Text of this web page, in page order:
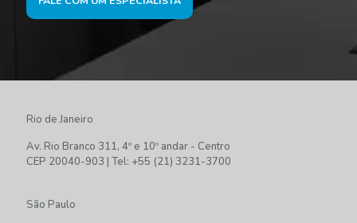
Rio de Janeiro
Av. Rio Branco 311, 4º e 10º andar - Centro
CEP 20040-903 | Tel: +55 (21) 3231-3700
São Paulo